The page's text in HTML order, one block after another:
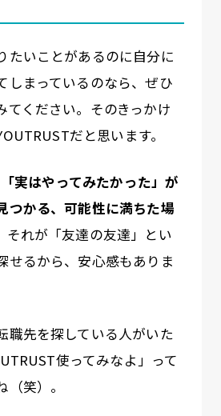
たいことがあるのに自分に
しまっているのなら、ぜひ
てください。そのきっかけ
だと思います。
実はやってみたかった」が
つかる、可能性に満ちた場
それが「友達の友達」とい
せるから、安心感もありま
職先を探している人がいた
使ってみなよ」って
笑）。